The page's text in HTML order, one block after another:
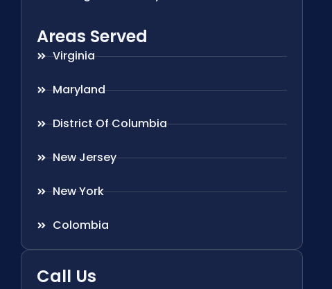
Areas Served
Virginia
Maryland
District Of Columbia
New Jersey
New York
Colombia
Call Us